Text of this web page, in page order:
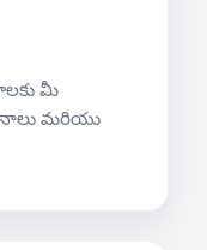
మీ
మరియు